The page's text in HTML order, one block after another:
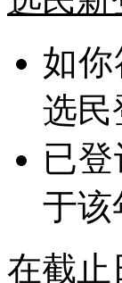
如
选民
已
于该
在截止